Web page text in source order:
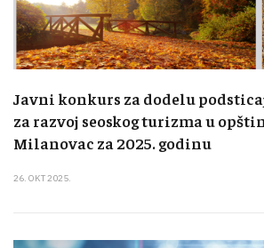
Javni konkurs za dodelu
za razvoj seoskog turizma u
Milanovac za 2025. godinu
26. OKT 2025.